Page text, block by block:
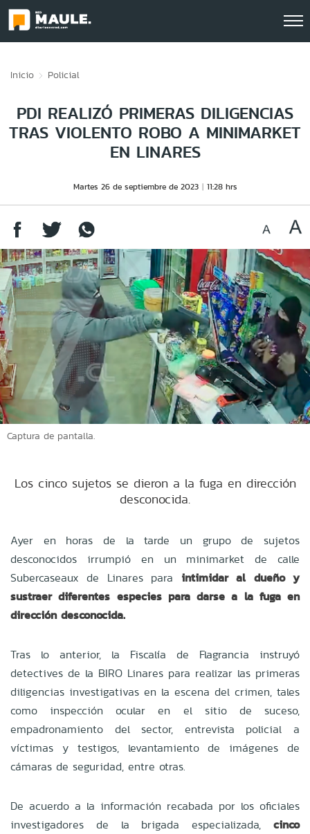
Inicio Policial
PDI REALIZÓ PRIMERAS DILIGENCIAS
TRAS VIOLENTO ROBO A MINIMARKET
EN LINARES
Martes 26 de septiembre de 2023 11:28 hrs
Captura de pantalla.
Los cinco sujetos se dieron a la fuga en dirección
desconocida.
Ayer en horas de la tarde un grupo de sujetos
desconocidos irrumpió en un minimarket de calle
Subercaseaux de Linares para intimidar al dueño y
sustraer diferentes especies para darse a la fuga en
dirección desconocida.
Tras lo anterior, la Fiscalía de Flagrancia instruyó
detectives de la BIRO Linares para realizar las primeras
diligencias investigativas en la escena del crimen, tales
como inspección ocular en el sitio de suceso,
empadronamiento del sector, entrevista policial a
víctimas y testigos, levantamiento de imágenes de
cámaras de seguridad, entre otras.
De acuerdo a la información recabada por los oficiales
investigadores de la brigada especializada, cinco